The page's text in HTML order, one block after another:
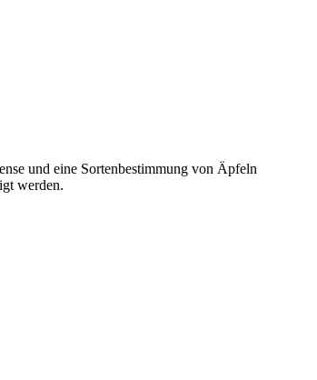
und eine Sortenbestimmung von Äpfeln
werden.